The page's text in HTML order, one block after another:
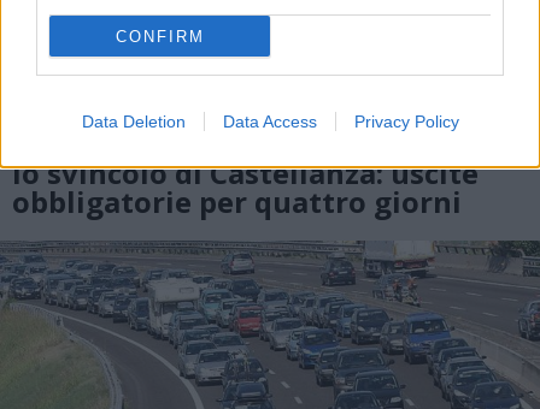
CONFIRM
Data Deletion Data Access Privacy Policy
AUTOLAGHI
A8 Milano-Varese, chiuso di notte
lo svincolo di Castellanza: uscite
obbligatorie per quattro giorni